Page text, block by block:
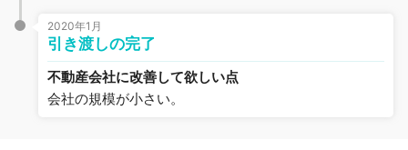
2020年1月
引き渡しの完了
不動産会社に改善して欲しい点
会社の規模が小さい。